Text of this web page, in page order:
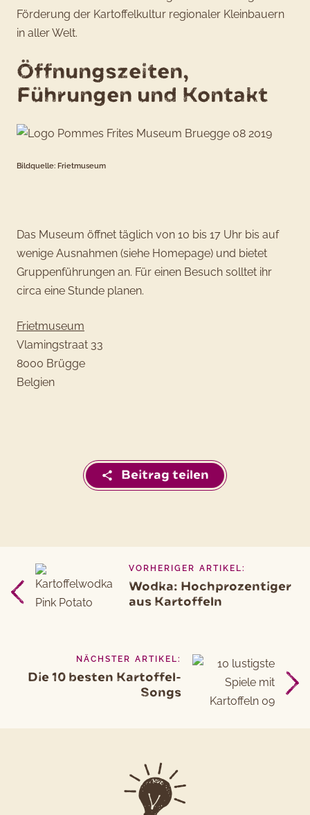
Förderung der Kartoffelkultur regionaler Kleinbauern
in aller Welt.
Öffnungszeiten,
Führungen und Kontakt
Bildquelle: Frietmuseum
Das Museum öffnet täglich von 10 bis 17 Uhr bis auf
wenige Ausnahmen (siehe Homepage) und bietet
Gruppenführungen an. Für einen Besuch solltet ihr
circa eine Stunde planen.
Frietmuseum
Vlamingstraat 33
8000 Brügge
Belgien
Beitrag teilen
Beitragsnavigation
Vorheriger
Artikel
VORHERIGER ARTIKEL:
Wodka: Hochprozentiger
aus Kartoffeln
NÄCHSTER ARTIKEL:
Die 10 besten Kartoffel-
Songs